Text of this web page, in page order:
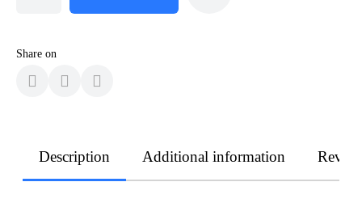
Share on
Description Additional information